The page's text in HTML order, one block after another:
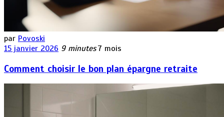
par Povoski
15 janvier 2026 9 minutes 7 mois
Comment choisir le bon plan épargne retraite